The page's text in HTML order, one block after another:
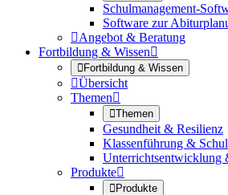
Schulmanagement-
Software zur
Angebot & Beratung
Fortbildung & Wissen
Fortbildung & Wissen
Übersicht
Themen
Themen
Gesundheit & Resilienz
Klassenführung &
Unterrichtsentwicklung
Produkte
Produkte